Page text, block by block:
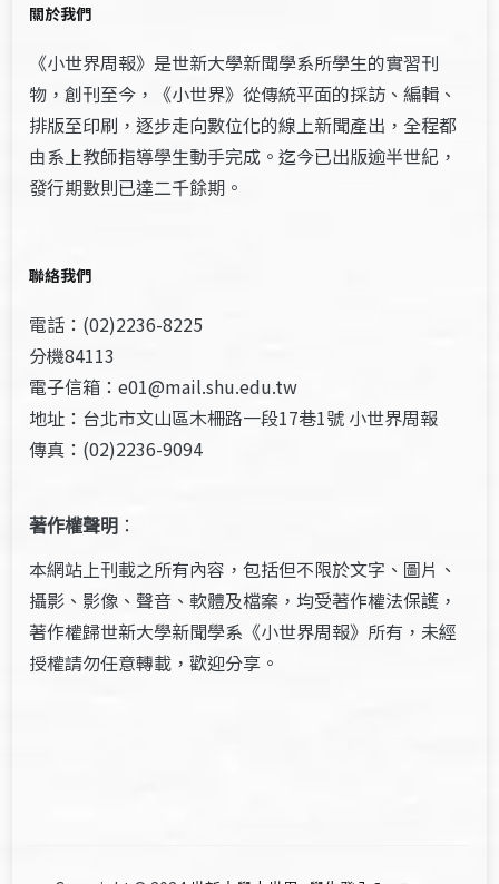
關於我們
《小世界周報》是世新大學新聞學系所學生的實習刊
物，創刊至今，《小世界》從傳統平面的採訪、編輯、
排版至印刷，逐步走向數位化的線上新聞產出，全程都
由系上教師指導學生動手完成。迄今已出版逾半世紀，
發行期數則已達二千餘期。
聯絡我們
電話：(02)2236-8225
分機84113
電子信箱：e01@mail.shu.edu.tw
地址：台北市文山區木柵路一段17巷1號 小世界周報
傳真：(02)2236-9094
著作權聲明 ：
本網站上刊載之所有內容，包括但不限於文字、圖片、
攝影、影像、聲音、軟體及檔案，均受著作權法保護，
著作權歸世新大學新聞學系《小世界周報》所有，未經
授權請勿任意轉載，歡迎分享。